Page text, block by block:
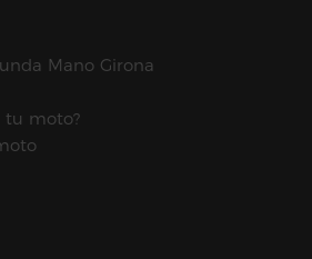
Mano Girona
tu moto?